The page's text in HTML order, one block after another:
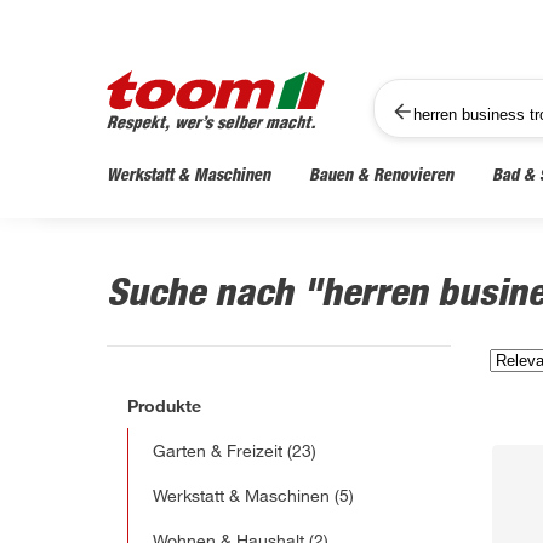
Werkstatt & Maschinen Bauen & Renovieren Bad &
Suche nach "herren
Produkte
Garten & Freizeit (23)
Werkstatt & Maschinen (5)